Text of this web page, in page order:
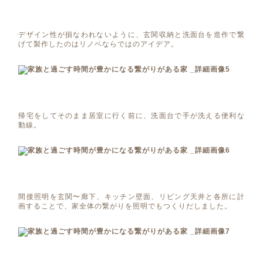
デザイン性が損なわれないように、玄関収納と洗面台を造作で繋
げて製作したのはリノベならではのアイデア。
帰宅をしてそのまま居室に行く前に、洗面台で手が洗える便利な
動線。
間接照明を玄関〜廊下、キッチン壁面、リビング天井と各所に計
画することで、家全体の繋がりを照明でもつくりだしました。